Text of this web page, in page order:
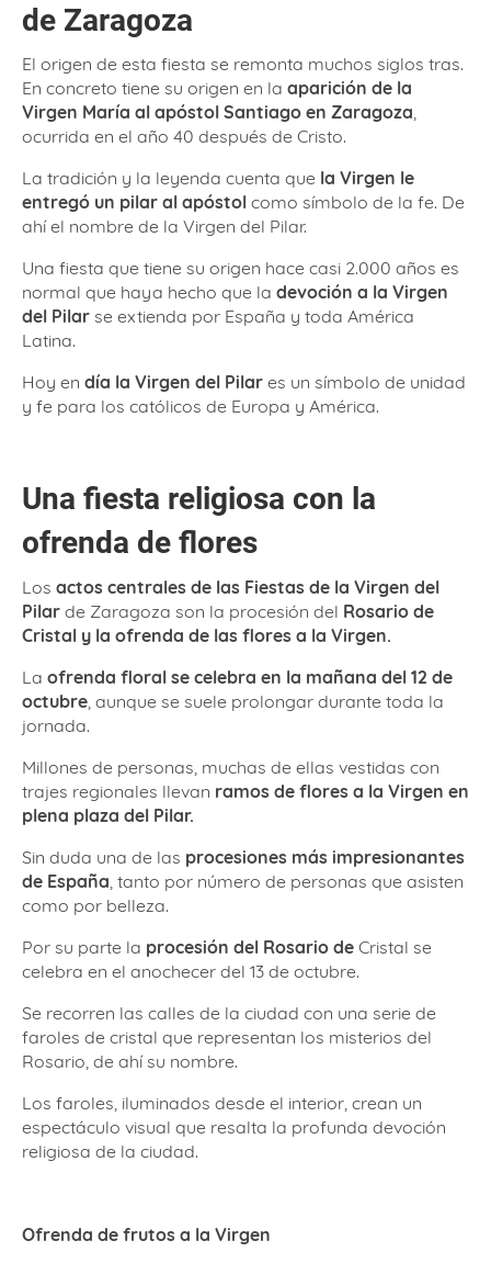
de Zaragoza
El origen de esta fiesta se remonta muchos siglos tras.
En concreto tiene su origen en la aparición de la
Virgen María al apóstol Santiago en Zaragoza,
ocurrida en el año 40 después de Cristo.
La tradición y la leyenda cuenta que la Virgen le
entregó un pilar al apóstol como símbolo de la fe. De
ahí el nombre de la Virgen del Pilar.
Una fiesta que tiene su origen hace casi 2.000 años es
normal que haya hecho que la devoción a la Virgen
del Pilar se extienda por España y toda América
Latina.
Hoy en día la Virgen del Pilar es un símbolo de unidad
y fe para los católicos de Europa y América.
Una fiesta religiosa con la
ofrenda de flores
Los actos centrales de las Fiestas de la Virgen del
Pilar de Zaragoza son la procesión del Rosario de
Cristal y la ofrenda de las flores a la Virgen.
La ofrenda floral se celebra en la mañana del 12 de
octubre , aunque se suele prolongar durante toda la
jornada.
Millones de personas, muchas de ellas vestidas con
trajes regionales llevan ramos de flores a la Virgen en
plena plaza del Pilar.
Sin duda una de las procesiones más impresionantes
de España , tanto por número de personas que asisten
como por belleza.
Por su parte la procesión del Rosario de Cristal se
celebra en el anochecer del 13 de octubre.
Se recorren las calles de la ciudad con una serie de
faroles de cristal que representan los misterios del
Rosario, de ahí su nombre.
Los faroles, iluminados desde el interior, crean un
espectáculo visual que resalta la profunda devoción
religiosa de la ciudad.
Ofrenda de frutos a la Virgen